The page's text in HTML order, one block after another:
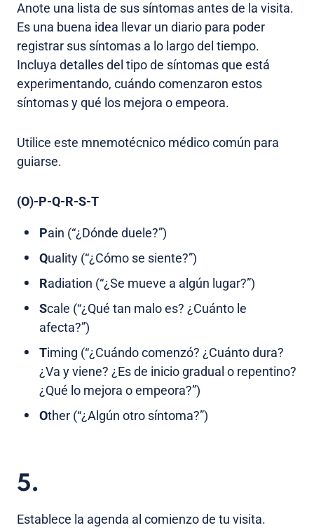
Anote una lista de sus síntomas antes de la visita.
Es una buena idea llevar un diario para poder
registrar sus síntomas a lo largo del tiempo.
Incluya detalles del tipo de síntomas que está
experimentando, cuándo comenzaron estos
síntomas y qué los mejora o empeora.
Utilice este mnemotécnico médico común para
guiarse.
(O)-P-Q-R-S-T
Pain (“¿Dónde duele?”)
Quality (“¿Cómo se siente?”)
Radiation (“¿Se mueve a algún lugar?”)
Scale (“¿Qué tan malo es? ¿Cuánto le
afecta?”)
Timing (“¿Cuándo comenzó? ¿Cuánto dura?
¿Va y viene? ¿Es de inicio gradual o repentino?
¿Qué lo mejora o empeora?”)
Other (“¿Algún otro síntoma?”)
5.
Establece la agenda al comienzo de tu visita.